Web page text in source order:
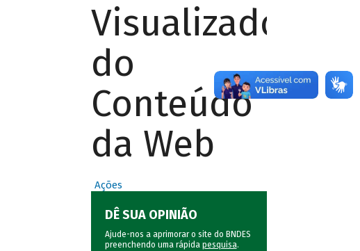
Visualizador
do
Conteúdo
da Web
Ações
DÊ SUA OPINIÃO
Ajude-nos a aprimorar o site do BNDES
preenchendo uma rápida pesquisa.